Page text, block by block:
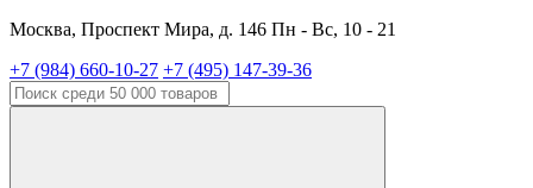
Москва, Проспект Мира, д. 146 Пн - Вс, 10 - 21
+7 (984) 660-10-27 +7 (495) 147-39-36